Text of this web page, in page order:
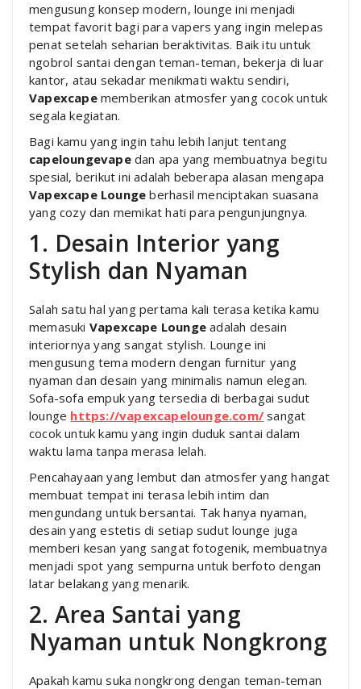
mengusung konsep modern, lounge ini menjadi
tempat favorit bagi para vapers yang ingin melepas
penat setelah seharian beraktivitas. Baik itu untuk
ngobrol santai dengan teman-teman, bekerja di luar
kantor, atau sekadar menikmati waktu sendiri,
Vapexcapememberikan atmosfer yang cocok untuk
segala kegiatan.
Bagi kamu yang ingin tahu lebih lanjut tentang
capeloungevapedan apa yang membuatnya begitu
spesial, berikut ini adalah beberapa alasan mengapa
Vapexcape Lounge berhasil menciptakan suasana
yang cozy dan memikat hati para pengunjungnya.
1. Desain Interior yang
Stylish dan Nyaman
Salah satu hal yang pertama kali terasa ketika kamu
memasuki Vapexcape Lounge adalah desain
interiornya yang sangat stylish. Lounge ini
mengusung tema modern dengan furnitur yang
nyaman dan desain yang minimalis namun elegan.
Sofa-sofa empuk yang tersedia di berbagai sudut
lounge https://vapexcapelounge.com/ sangat
cocok untuk kamu yang ingin duduk santai dalam
waktu lama tanpa merasa lelah.
Pencahayaan yang lembut dan atmosfer yang hangat
membuat tempat ini terasa lebih intim dan
mengundang untuk bersantai. Tak hanya nyaman,
desain yang estetis di setiap sudut lounge juga
memberi kesan yang sangat fotogenik, membuatnya
menjadi spot yang sempurna untuk berfoto dengan
latar belakang yang menarik.
2. Area Santai yang
Nyaman untuk Nongkrong
Apakah kamu suka nongkrong dengan teman-teman